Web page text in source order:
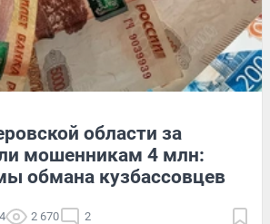
области за
мошенникам 4 млн:
обмана кузбассовцев
2 670 2